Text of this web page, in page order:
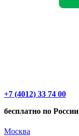
+7 (4012) 33 74 00
бесплатно по России
Москва